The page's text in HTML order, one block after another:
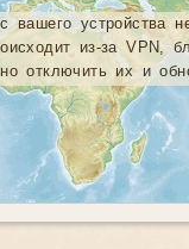
вашего устройства
из-за VPN,
отключить их и